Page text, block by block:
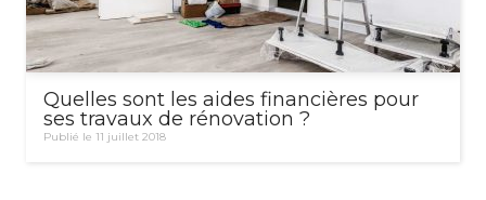
Quelles sont les aides financières pour
ses travaux de rénovation ?
Publié le 11 juillet 2018